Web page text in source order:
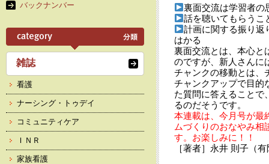
裏面交流は学習者の
話を聴いてもらうこ
計画に関する振り返
はかる
裏面交流とは、本心と
のですが、新人さんに
チャンクの移動とは、
チャンクアップで目的
た質問に答えることで
るのだそうです。
本連載は、今月号が最
ムづくりのおなやみ
す。お楽しみに！！
［著者］永井 則子（
バックナンバー
雑誌
看護
ナーシング・トゥデイ
コミュニティケア
ＩＮＲ
家族看護